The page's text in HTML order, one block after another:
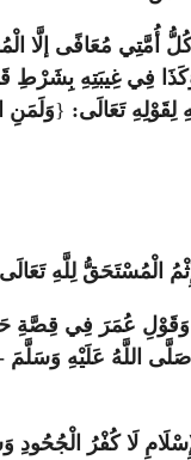
مُعَافًى إلَّا
فِي غِيبَتِهِ
لِقَوْلِهِ تَعَالَى: {وَلَمَنِ
الْمُسْتَحَقُّ لِلَّهِ
وَقَوْلِ عُمَرَ فِي
اللَّهُ عَلَيْهِ
لَا كُفْرُ